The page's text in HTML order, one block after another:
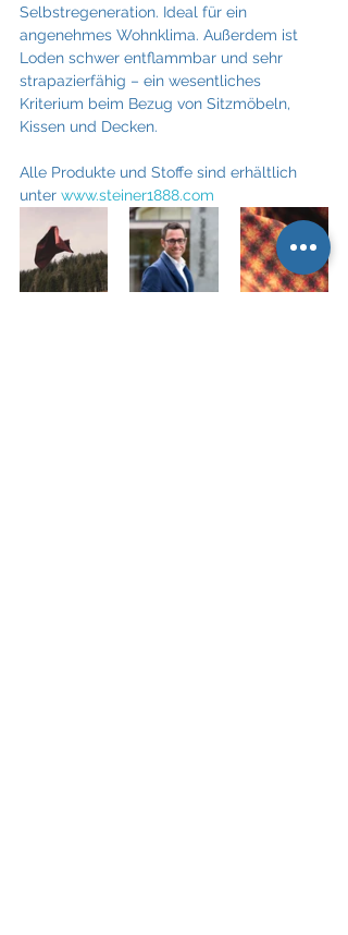
Selbstregeneration. Ideal für ein
angenehmes Wohnklima. Außerdem ist
Loden schwer entflammbar und sehr
strapazierfähig – ein wesentliches
Kriterium beim Bezug von Sitzmöbeln,
Kissen und Decken.
Alle Produkte und Stoffe sind erhältlich
unter www.steiner1888.com